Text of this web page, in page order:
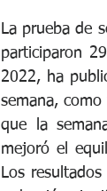
La prueba de
participaron
2022, ha
semana, como
que la
mejoró el
Los